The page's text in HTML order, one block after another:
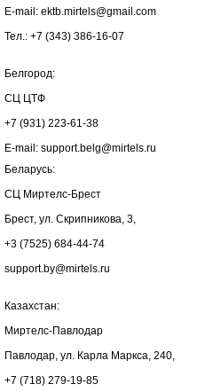
E-mail: ektb.mirtels@gmail.com
Тел.: +7 (343) 386-16-07
Белгород:
СЦ ЦТФ
+7 (931) 223-61-38
E-mail: support.belg@mirtels.ru
Беларусь:
СЦ Миртелс-Брест
Брест, ул. Скрипникова, 3,
+3 (7525) 684-44-74
support.by@mirtels.ru
Казахстан:
Миртелс-Павлодар
Павлодар, ул. Карла Маркса, 240,
+7 (718) 279-19-85